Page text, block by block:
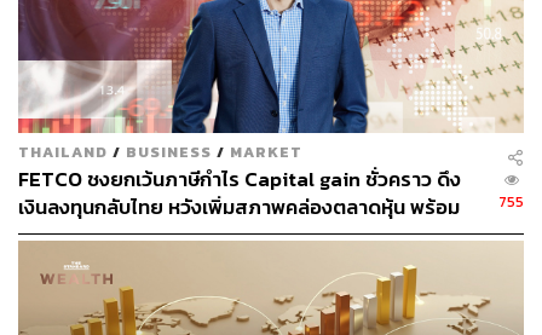
ด้าน กอบศักดิ์ ภูตระกูล ประธานกรรมการสภาธุรกิจตลาด
ทุนไทย (FETCO) โพสต์ข้อความผ่านเฟซบุ๊กว่า ในเรื่องการ
เก็บภาษีขายหุ้นที่ผ่าน ครม. วานนี้ (29 พฤศจิกายน) FETCO
เคยได้ส่งจดหมายเปิดผนึกถึงรัฐมนตรีว่าการกระทรวงการ
คลังเมื่อวันที่ 5 พฤษภาคมที่ผ่านมา และได้ทักท้วงอย่างต่อ
เนื่องในช่วงที่ผ่านมา
ในช่วงที่ตลาดผันผวนปั่นป่วนอย่างยิ่ง ในสินทรัพย์ต่างๆ ไม่ว่า
จะเป็นหุ้น พันธบัตร ทองคำ ค่าเงิน และสินทรัพย์ใหม่ เช่น
เงินคริปโตตั้งแต่ปลายปีที่แล้วเป็นต้นมาส่งผลกระทบต่อนัก
ลงทุน และจะผันผวนไปอีกระยะ
THAILAND / BUSINESS / MARKET
FETCO ชงยกเว้นภาษีกำไร Capital gain ชั่วคราว ดึง
เงินลงทุนกลับไทย หวังเพิ่มสภาพคล่องตลาดหุ้น พร้อม
อัปเดตความคืบหน้า TISA
755